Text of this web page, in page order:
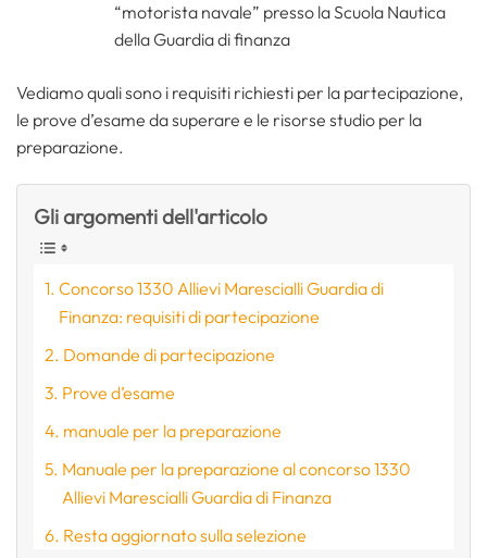
“motorista navale” presso la Scuola Nautica
della Guardia di finanza
Vediamo quali sono i requisiti richiesti per la partecipazione,
le prove d’esame da superare e le risorse studio per la
preparazione.
Gli argomenti dell'articolo
Concorso 1330 Allievi Marescialli Guardia di
Finanza: requisiti di partecipazione
Domande di partecipazione
Prove d’esame
manuale per la preparazione
Manuale per la preparazione al concorso 1330
Allievi Marescialli Guardia di Finanza
Resta aggiornato sulla selezione